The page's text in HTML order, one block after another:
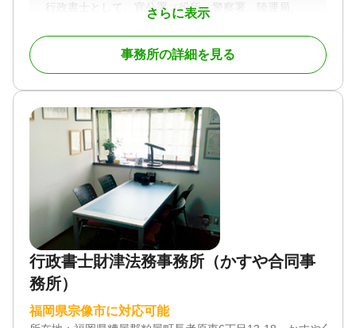
さらに表示
行政書士として、官公署（役所、警察署、陸運局、
保健所、消防署、入国管理局など） に提出する各種
書類の作成及び提出並びに受領をはじめ、 民事法務
として遺言・相続手続、離婚協議やクーリング・オ
フなどの市民に身近な書類の作成及び提出、相談業
〜業務例〜
遺言・相続・遺品整理・家系図・会社設立・各種許
認可申請（飲食・風営・建設・宅建・古物等） 会計
記帳・各種契約書作成・公正証書作成補助・内容証
明・車庫証明・自動車名義変更・クーリングオフ・
各種補助金など。 こちらに記載出来ない程の業務が
御座います。
お問合せのみでも大歓迎ですので、お気軽にご連絡
下さい。
対応地域
対応業務
事務所の詳細を見る
行政書士財津法務事務所（かすや合同事
務所）
福岡県宗像市に対応可能